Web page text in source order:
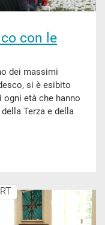
con le
dei massimi
si è esibito
età che hanno
Terza e della